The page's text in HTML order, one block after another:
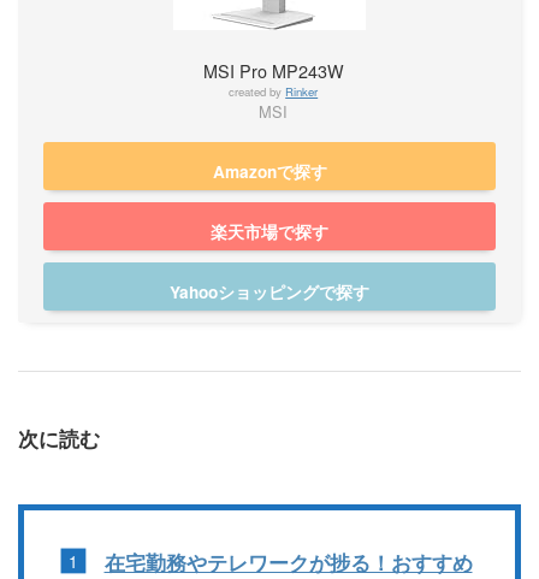
MSI Pro MP243W
created by Rinker
MSI
Amazonで探す
楽天市場で探す
Yahooショッピングで探す
次に読む
在宅勤務やテレワークが捗る！おすすめ